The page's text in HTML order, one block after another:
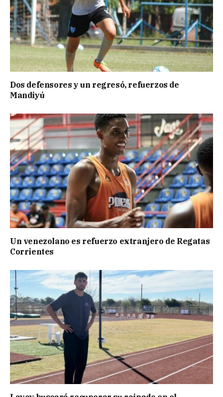
Dos defensores y un regresó, refuerzos de
Mandiyú
Un venezolano es refuerzo extranjero de Regatas
Corrientes